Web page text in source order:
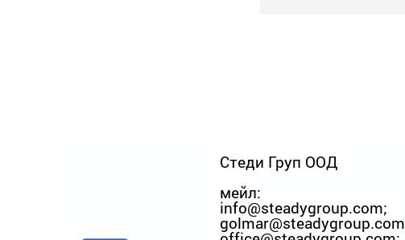
Стеди Груп ООД
мейл:
info@steadygroup.com;
golmar@steadygroup.com